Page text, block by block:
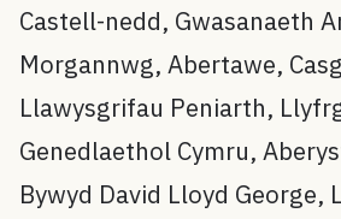
Castell-nedd, Gwasanaeth
Morgannwg, Abertawe,
Llawysgrifau Peniarth,
Genedlaethol Cymru,
Bywyd David Lloyd George,